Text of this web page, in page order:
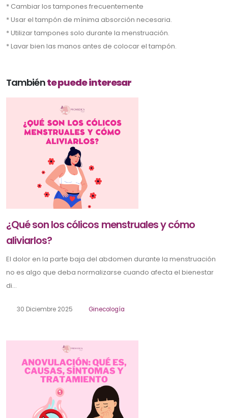
* Cambiar los tampones frecuentemente
* Usar el tampón de mínima absorción necesaria.
* Utilizar tampones solo durante la menstruación.
* Lavar bien las manos antes de colocar el tampón.
Tambiénte puede interesar
¿Qué son los cólicos menstruales y cómo
aliviarlos?
El dolor en la parte baja del abdomen durante la menstruación
no es algo que deba normalizarse cuando afecta el bienestar
di...
30 Diciembre 2025 Ginecología